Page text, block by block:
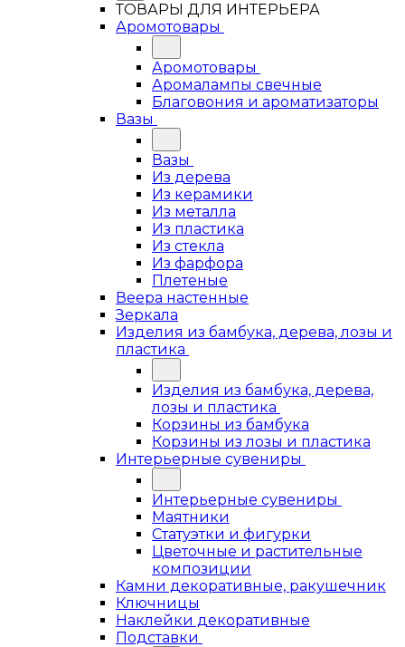
ТОВАРЫ ДЛЯ ИНТЕРЬЕРА
Аромотовары
Аромотовары
Аромалампы свечные
Благовония и ароматизаторы
Вазы
Вазы
Из дерева
Из керамики
Из металла
Из пластика
Из стекла
Из фарфора
Плетеные
Веера настенные
Зеркала
Изделия из бамбука, дерева, лозы и
пластика
Изделия из бамбука, дерева,
лозы и пластика
Корзины из бамбука
Корзины из лозы и пластика
Интерьерные сувениры
Интерьерные сувениры
Маятники
Статуэтки и фигурки
Цветочные и растительные
композиции
Камни декоративные, ракушечник
Ключницы
Наклейки декоративные
Подставки